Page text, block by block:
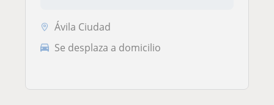
Ávila Ciudad
Se desplaza a domicilio